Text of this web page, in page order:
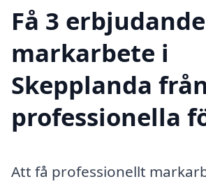
Få 3
markarbete i
Skepplanda
professionella
Att få professionellt